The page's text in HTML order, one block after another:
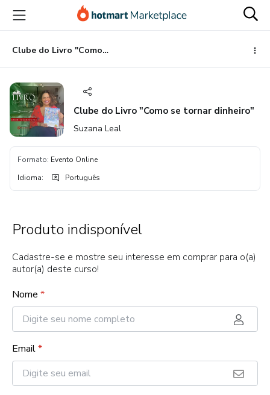
para
conteúdo
principal
para
pagamento
para
rodapé
Clube do Livro "Como se tornar dinheiro"
Clube do Livro "Como se tornar dinheiro"
Suzana Leal
Formato: Evento Online
Idioma: Português
Produto indisponível
Cadastre-se e mostre seu interesse em comprar para o(a)
autor(a) deste curso!
Nome *
Email*